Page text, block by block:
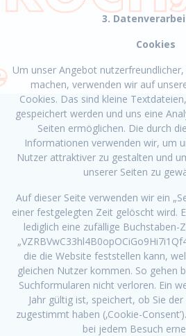
3.
Cookies
Um unser Angebot
machen, verwenden wir auf
Cookies. Das sind kleine
gespeichert werden und uns eine
Seiten ermöglichen. Die durch
Informationen verwenden wir, um
Nutzer attraktiver zu gestalten und
unserer Seiten zu
Auf dieser Seite verwenden wir ein
einer festgelegten Zeit gelöscht wird.
lediglich eine zufällige Buchstaben-
die die Website feststellen kann,
gleichen Nutzer kommen. So gehen
Suchformularen nicht verloren. Ein
Jahr gültig ist, speichert, ob Sie
zugestimmt haben (‚Cookie-
bei jedem Besuch